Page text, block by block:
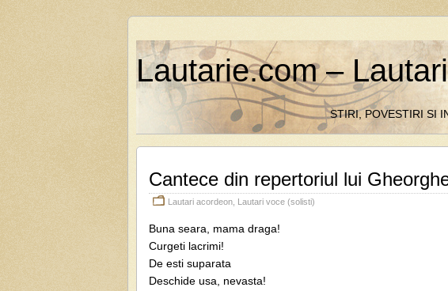
Lautarie.com –
STIRI, POVESTIRI SI
Cantece din repertoriul lui
Lautari acordeon Lautari voce (solisti)
Buna seara, mama draga!
Curgeti lacrimi!
De esti suparata
Deschide usa, nevasta!